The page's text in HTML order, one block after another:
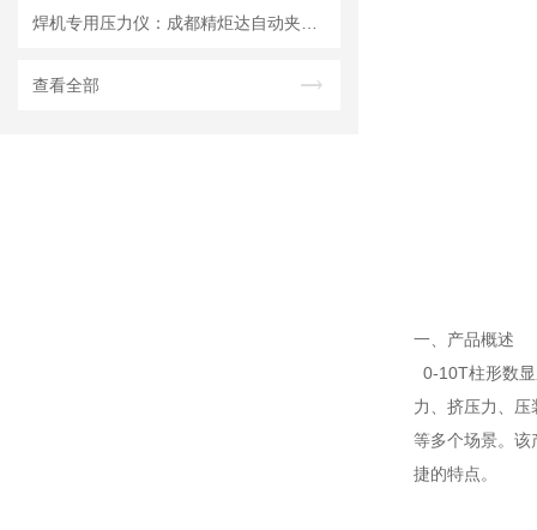
查看全部
一、产品概述
0-10T柱形数
力、挤压力、
等多个场景。该
捷的特点。